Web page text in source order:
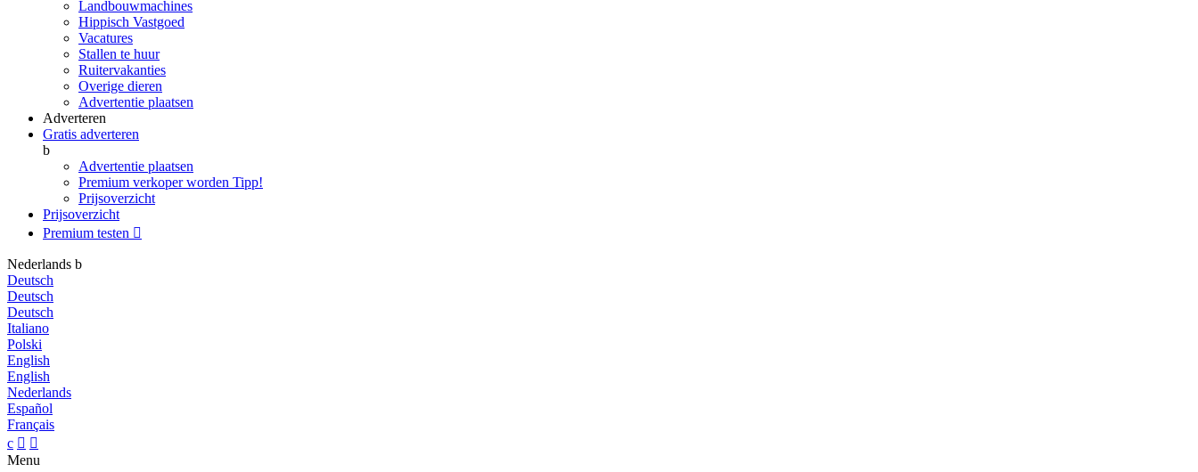
Landbouwmachines
Hippisch Vastgoed
Vacatures
Stallen te huur
Ruitervakanties
Overige dieren
Advertentie plaatsen
Adverteren
Gratis adverteren
b
Advertentie plaatsen
Premium verkoper worden Tipp!
Prijsoverzicht
Prijsoverzicht
Premium testen 
Nederlands b
Deutsch
Deutsch
Deutsch
Italiano
Polski
English
English
Nederlands
Español
Français
c  
Menu